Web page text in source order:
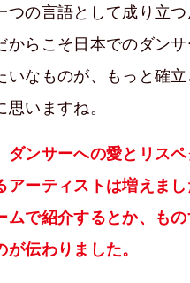
の言語として成り立
らこそ日本でのダン
なものが、もっと確
いますね。
ンサーへの愛とリスペ
ーティストは増えま
で紹介するとか、も
伝わりました。